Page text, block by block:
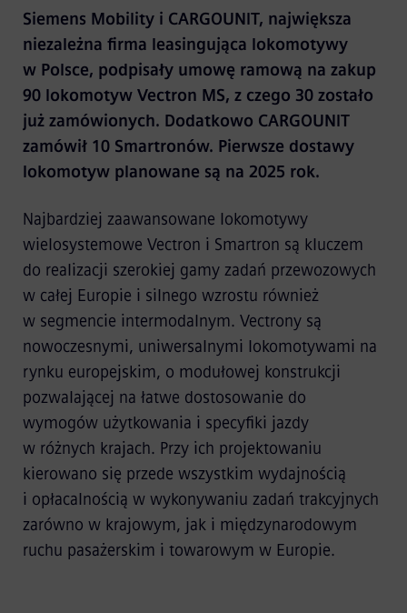
Siemens Mobility i CARGOUNIT, największa
niezależna firma leasingująca lokomotywy
w Polsce, podpisały umowę ramową na zakup
90 lokomotyw Vectron MS, z czego 30 zostało
już zamówionych. Dodatkowo CARGOUNIT
zamówił 10 Smartronów. Pierwsze dostawy
lokomotyw planowane są na 2025 rok.
Najbardziej zaawansowane lokomotywy
wielosystemowe Vectron i Smartron są kluczem
do realizacji szerokiej gamy zadań przewozowych
w całej Europie i silnego wzrostu również
w segmencie intermodalnym. Vectrony są
nowoczesnymi, uniwersalnymi lokomotywami na
rynku europejskim, o modułowej konstrukcji
pozwalającej na łatwe dostosowanie do
wymogów użytkowania i specyfiki jazdy
w różnych krajach. Przy ich projektowaniu
kierowano się przede wszystkim wydajnością
i opłacalnością w wykonywaniu zadań trakcyjnych
zarówno w krajowym, jak i międzynarodowym
ruchu pasażerskim i towarowym w Europie.